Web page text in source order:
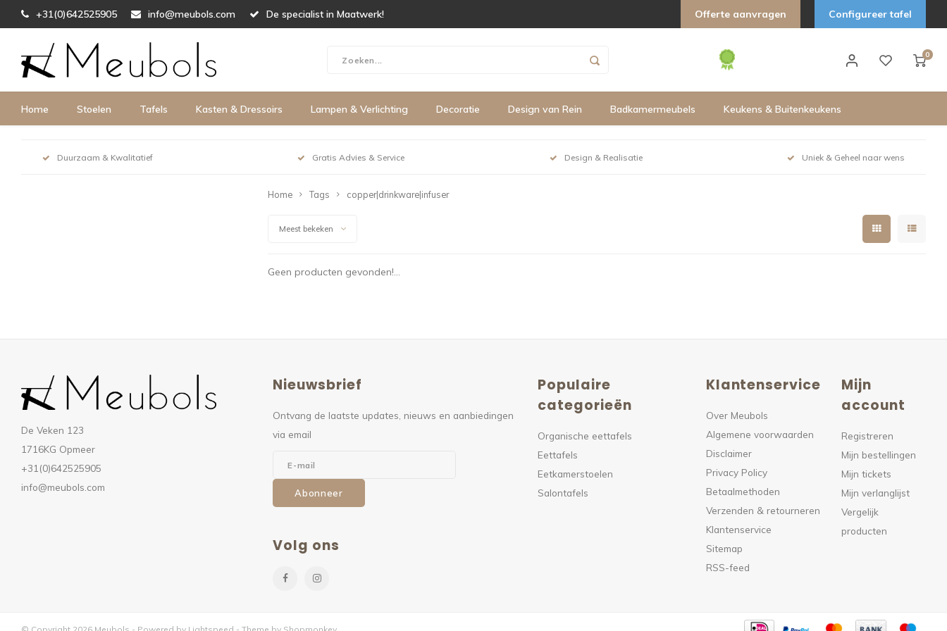
+31(0)642525905 info@meubols.com De specialist in Maatwerk! Offerte aanvragen Configureer tafel
0
Home Stoelen Tafels Kasten & Dressoirs Lampen & Verlichting Decoratie Design van Rein Badkamermeubels Keukens & Buitenkeukens
Duurzaam & Kwalitatief Gratis Advies & Service Design & Realisatie Uniek & Geheel naar wens
Home Tags copper|drinkware|infuser
Meest bekeken
Geen producten gevonden!...
De Veken 123
1716KG Opmeer
+31(0)642525905
info@meubols.com
Nieuwsbrief
Ontvang de laatste updates, nieuws en aanbiedingen
via email
Abonneer
Volg ons
Populaire
categorieën
Organische eettafels
Eettafels
Eetkamerstoelen
Salontafels
Klantenservice
Over Meubols
Algemene voorwaarden
Disclaimer
Privacy Policy
Betaalmethoden
Verzenden & retourneren
Klantenservice
Sitemap
RSS-feed
Mijn
account
Registreren
Mijn bestellingen
Mijn tickets
Mijn verlanglijst
Vergelijk
producten